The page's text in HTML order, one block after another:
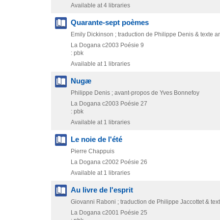
Available at 4 libraries
Quarante-sept poèmes
Emily Dickinson ; traduction de Philippe Denis & texte
La Dogana c2003 Poésie 9
: pbk
Available at 1 libraries
Nugæ
Philippe Denis ; avant-propos de Yves Bonnefoy
La Dogana c2003 Poésie 27
: pbk
Available at 1 libraries
Le noie de l'été
Pierre Chappuis
La Dogana c2002 Poésie 26
Available at 1 libraries
Au livre de l'esprit
Giovanni Raboni ; traduction de Philippe Jaccottet &
La Dogana c2001 Poésie 25